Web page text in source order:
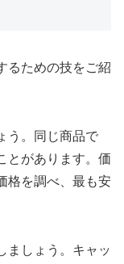
るための技をご紹
う。同じ商品で
とがあります。価
格を調べ、最も安
ましょう。キャッ